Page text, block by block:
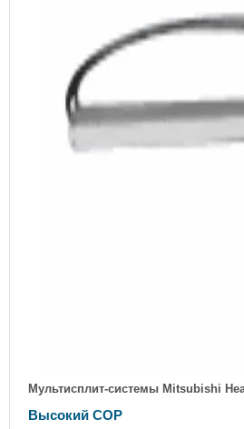
Мультисплит-системы Mitsubishi
Высокий СОР